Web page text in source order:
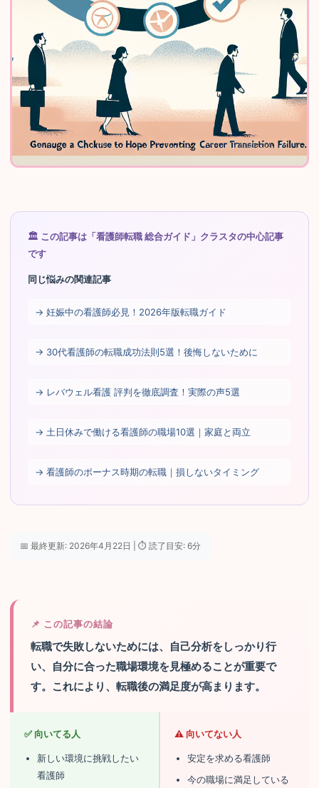
🏛 この記事は「看護師転職 総合ガイド」クラスタの中心記事
です
同じ悩みの関連記事
→ 妊娠中の看護師必見！2026年版転職ガイド
→ 30代看護師の転職成功法則5選！後悔しないために
→ レバウェル看護 評判を徹底調査！実際の声5選
→ 土日休みで働ける看護師の職場10選｜家庭と両立
→ 看護師のボーナス時期の転職｜損しないタイミング
📅 最終更新: 2026年4月22日 | ⏱ 読了目安: 6分
📌 この記事の結論
転職で失敗しないためには、自己分析をしっかり行
い、自分に合った職場環境を見極めることが重要で
す。これにより、転職後の満足度が高まります。
✅ 向いてる人
新しい環境に挑戦したい
看護師
⚠️ 向いてない人
安定を求める看護師
今の職場に満足している